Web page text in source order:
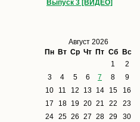
Выпуск 3 [ВИДЕО]
Август 2026
Пн Вт Ср Чт Пт Сб Вс
1
2
3
4 5 6 7 8
9
10
11 12 13 14 15
16
17
18 19 20 21 22
23
24 25 26 27 28 29
30